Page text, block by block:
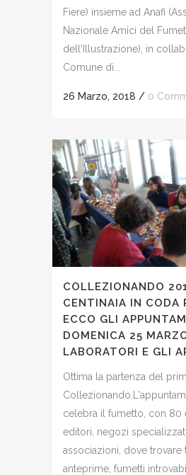
Fiere) insieme ad Anafi
Nazionale Amici del
dell'Illustrazione), in
Comune di...
26 Marzo, 2018 / 0
COLLEZIONANDO
CENTINAIA IN CODA
ECCO GLI
DOMENICA 25
LABORATORI E GLI
Ottima la partenza del
celebra il fumetto, con 80
editori, negozi
associazioni, dove trovare
anteprime, fumetti